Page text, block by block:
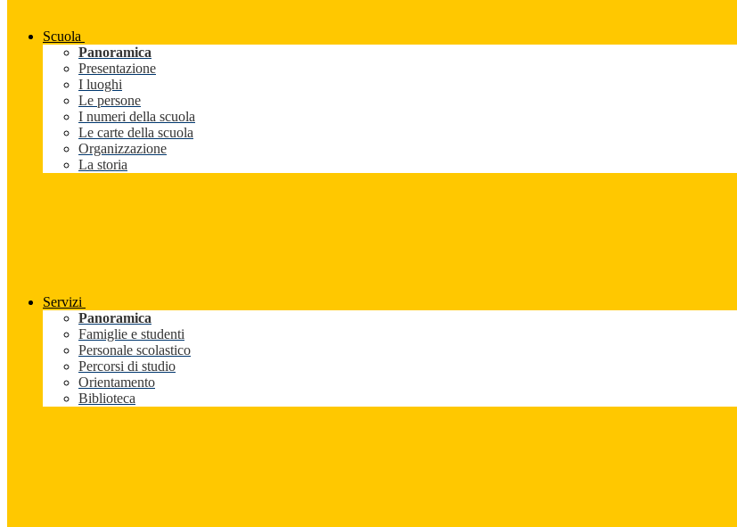
Scuola
Panoramica
Presentazione
I luoghi
Le persone
I numeri della scuola
Le carte della scuola
Organizzazione
La storia
Servizi
Panoramica
Famiglie e studenti
Personale scolastico
Percorsi di studio
Orientamento
Biblioteca